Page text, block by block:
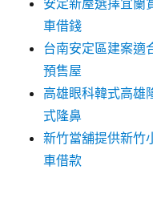
安定新屋選擇宜蘭
車借錢
台南安定區建案適
預售屋
高雄眼科韓式高雄
式隆鼻
新竹當舖提供新竹
車借款